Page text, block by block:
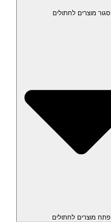
סגור מוצרים לחתולים
פתח מוצרים לחתולים